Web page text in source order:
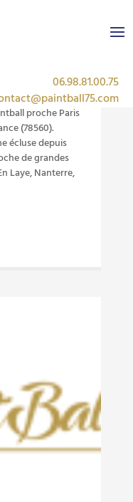
06.98.81.00.75
proche Paris
(78560).
écluse depuis
de grandes
Laye, Nanterre,